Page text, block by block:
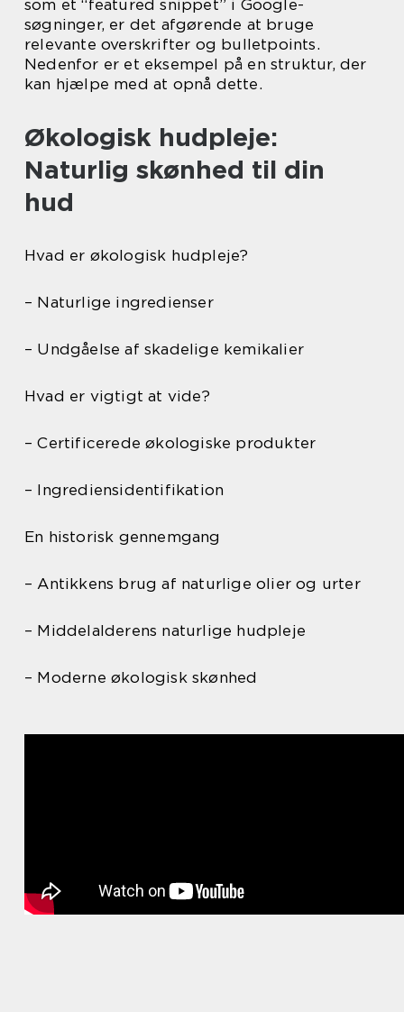
som et “featured snippet” i Google-
søgninger, er det afgørende at bruge
relevante overskrifter og bulletpoints.
Nedenfor er et eksempel på en struktur, der
kan hjælpe med at opnå dette.
Økologisk hudpleje:
Naturlig skønhed til din
hud
Hvad er økologisk hudpleje?
– Naturlige ingredienser
– Undgåelse af skadelige kemikalier
Hvad er vigtigt at vide?
– Certificerede økologiske produkter
– Ingrediensidentifikation
En historisk gennemgang
– Antikkens brug af naturlige olier og urter
– Middelalderens naturlige hudpleje
– Moderne økologisk skønhed